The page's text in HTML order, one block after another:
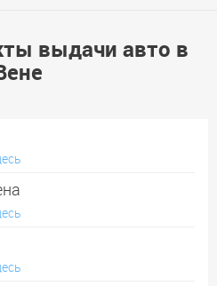
выдачи авто в